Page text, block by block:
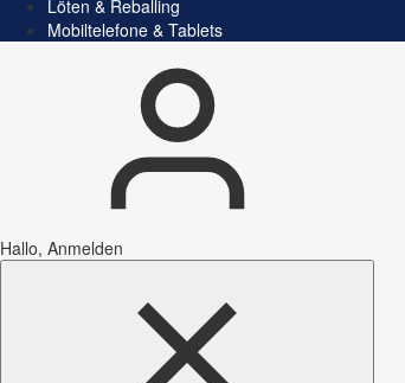
Löten & Reballing
Mobiltelefone & Tablets
Hallo, Anmelden